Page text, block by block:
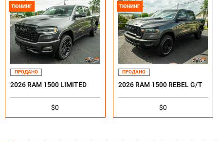
ТЮНИНГ
ПРОДАНО
2026 RAM 1500 LIMITED
$0
ТЮНИНГ
ПРОДАНО
2026 RAM 1500 REBEL G/T
$0